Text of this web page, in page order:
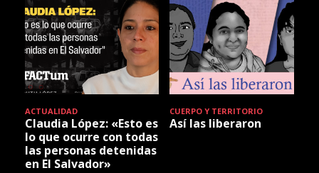
ACTUALIDAD
Claudia López: «Esto es
lo que ocurre con todas
las personas detenidas
en El Salvador»
CUERPO Y TERRITORIO
Así las liberaron